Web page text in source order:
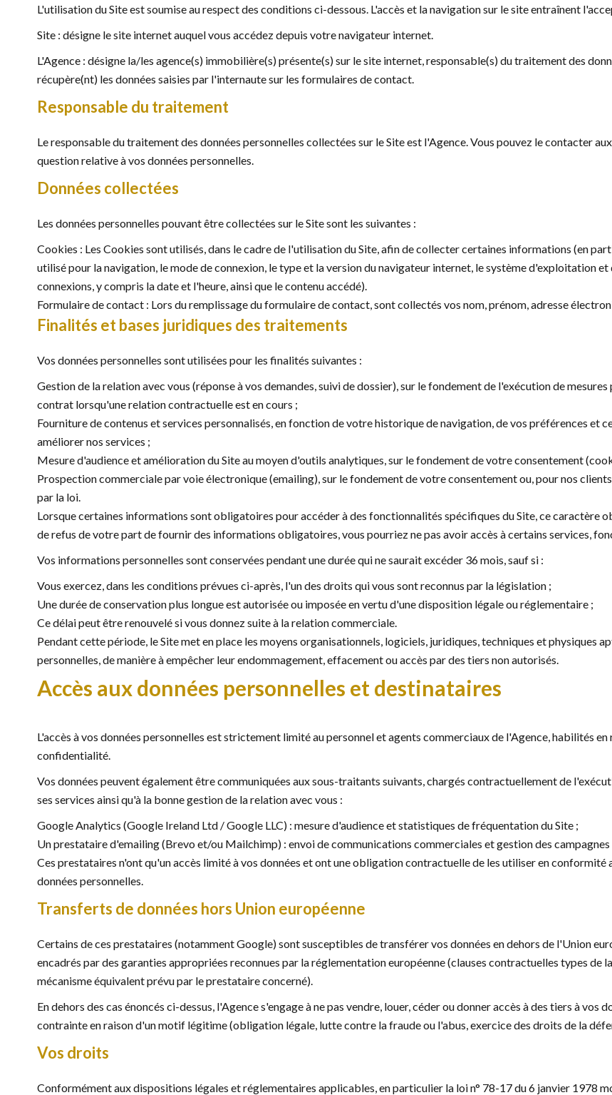
L'utilisation du Site est soumise au respect des conditions ci-dessous. L'accès et la navigation sur le site entraînent
Site : désigne le site internet auquel vous accédez depuis votre navigateur internet.
L'Agence : désigne la/les agence(s) immobilière(s) présente(s) sur le site internet, responsable(s) du traitement des
récupère(nt) les données saisies par l'internaute sur les formulaires de contact.
Responsable du traitement
Le responsable du traitement des données personnelles collectées sur le Site est l'Agence. Vous pouvez le contacter
question relative à vos données personnelles.
Données collectées
Les données personnelles pouvant être collectées sur le Site sont les suivantes :
Cookies : Les Cookies sont utilisés, dans le cadre de l'utilisation du Site, afin de collecter certaines informations (en
utilisé pour la navigation, le mode de connexion, le type et la version du navigateur internet, le système d'exploitation
connexions, y compris la date et l'heure, ainsi que le contenu accédé).
Formulaire de contact : Lors du remplissage du formulaire de contact, sont collectés vos nom, prénom, adresse
Finalités et bases juridiques des traitements
Vos données personnelles sont utilisées pour les finalités suivantes :
Gestion de la relation avec vous (réponse à vos demandes, suivi de dossier), sur le fondement de l'exécution de
contrat lorsqu'une relation contractuelle est en cours ;
Fourniture de contenus et services personnalisés, en fonction de votre historique de navigation, de vos préférences
améliorer nos services ;
Mesure d'audience et amélioration du Site au moyen d'outils analytiques, sur le fondement de votre consentement
Prospection commerciale par voie électronique (emailing), sur le fondement de votre consentement ou, pour nos
par la loi.
Lorsque certaines informations sont obligatoires pour accéder à des fonctionnalités spécifiques du Site, ce caractère
de refus de votre part de fournir des informations obligatoires, vous pourriez ne pas avoir accès à certains services,
Vos informations personnelles sont conservées pendant une durée qui ne saurait excéder 36 mois, sauf si :
Vous exercez, dans les conditions prévues ci-après, l'un des droits qui vous sont reconnus par la législation ;
Une durée de conservation plus longue est autorisée ou imposée en vertu d'une disposition légale ou réglementaire ;
Ce délai peut être renouvelé si vous donnez suite à la relation commerciale.
Pendant cette période, le Site met en place les moyens organisationnels, logiciels, juridiques, techniques et physiques
personnelles, de manière à empêcher leur endommagement, effacement ou accès par des tiers non autorisés.
Accès aux données personnelles et destinataires
L'accès à vos données personnelles est strictement limité au personnel et agents commerciaux de l'Agence, habilités
confidentialité.
Vos données peuvent également être communiquées aux sous-traitants suivants, chargés contractuellement de
ses services ainsi qu'à la bonne gestion de la relation avec vous :
Google Analytics (Google Ireland Ltd / Google LLC) : mesure d'audience et statistiques de fréquentation du Site ;
Un prestataire d'emailing (Brevo et/ou Mailchimp) : envoi de communications commerciales et gestion des
Ces prestataires n'ont qu'un accès limité à vos données et ont une obligation contractuelle de les utiliser en
données personnelles.
Transferts de données hors Union européenne
Certains de ces prestataires (notamment Google) sont susceptibles de transférer vos données en dehors de l'Union
encadrés par des garanties appropriées reconnues par la réglementation européenne (clauses contractuelles types de
mécanisme équivalent prévu par le prestataire concerné).
En dehors des cas énoncés ci-dessus, l'Agence s'engage à ne pas vendre, louer, céder ou donner accès à des tiers à
contrainte en raison d'un motif légitime (obligation légale, lutte contre la fraude ou l'abus, exercice des droits de la
Vos droits
Conformément aux dispositions légales et réglementaires applicables, en particulier la loi n° 78-17 du 6 janvier 1978